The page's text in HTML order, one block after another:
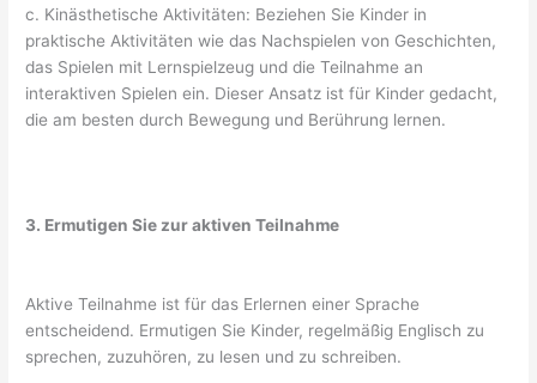
c. Kinästhetische Aktivitäten: Beziehen Sie Kinder in
praktische Aktivitäten wie das Nachspielen von Geschichten,
das Spielen mit Lernspielzeug und die Teilnahme an
interaktiven Spielen ein. Dieser Ansatz ist für Kinder gedacht,
die am besten durch Bewegung und Berührung lernen.
3. Ermutigen Sie zur aktiven Teilnahme
Aktive Teilnahme ist für das Erlernen einer Sprache
entscheidend. Ermutigen Sie Kinder, regelmäßig Englisch zu
sprechen, zuzuhören, zu lesen und zu schreiben.